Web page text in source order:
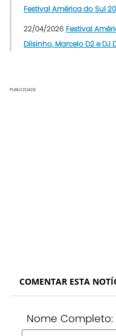
Festival América do Sul
22/04/2026 Festival
Dilsinho, Marcelo D2 e DJ
PUBLICIDADE
COMENTAR ESTA
Nome Completo: